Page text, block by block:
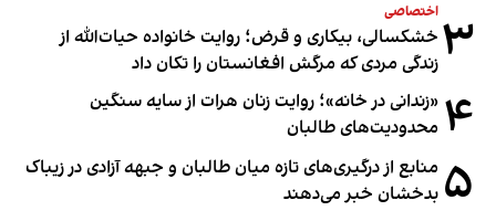
۳ اختصاصی
خشکسالی، بیکاری و قرض؛ روایت خانواده حیات‌الله از
زندگی مردی که مرگش افغانستان را تکان داد
۴ «زندانی در خانه»؛ روایت زنان هرات از سایه سنگین
محدودیت‌های طالبان
۵ منابع از درگیری‌های تازه میان طالبان و جبهه آزادی در زیباک
بدخشان خبر می‌دهند